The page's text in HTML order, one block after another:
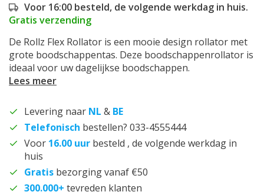
Voor 16:00 besteld, de volgende werkdag in huis.
Gratis verzending
De Rollz Flex Rollator is een mooie design rollator met
grote boodschappentas. Deze boodschappenrollator is
ideaal voor uw dagelijkse boodschappen.
Lees meer
Levering naar NL & BE
Telefonisch bestellen? 033-4555444
Voor 16.00 uur besteld , de volgende werkdag in
huis
Gratis bezorging vanaf €50
300.000+ tevreden klanten